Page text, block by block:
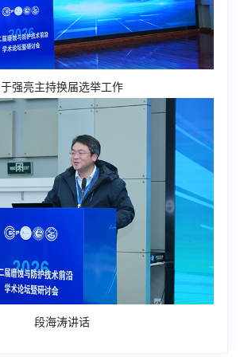
于强亮主持换届选举工作
段海涛讲话